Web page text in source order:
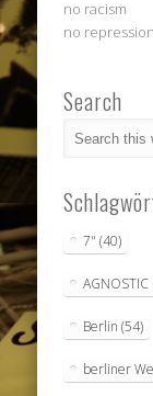
no racism
no repression
Search
7" (40)
AGNOSTIC
Berlin (54)
berliner